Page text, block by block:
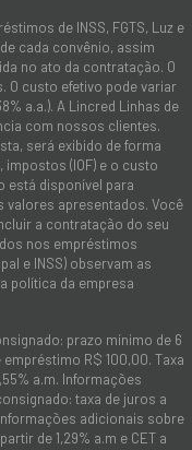
de INSS, FGTS, Luz e
cada convênio, assim
no ato da contratação. O
O custo efetivo pode variar
a.a.). A Lincred Linhas de
com nossos clientes.
será exibido de forma
(IOF) e o custo
está disponível para
valores apresentados. Você
a contratação do seu
nos empréstimos
e INSS) observam as
política da empresa
prazo mínimo de 6
R$ 100,00. Taxa
a.m. Informações
taxa de juros a
Informações adicionais sobre
de 1,29% a.m e CET a